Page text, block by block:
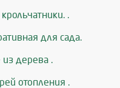
.
для сада.
дерева .
отопления .